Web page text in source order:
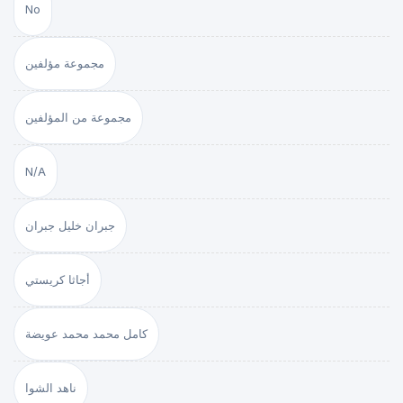
No
مجموعة مؤلفين
مجموعة من المؤلفين
N/A
جبران خليل جبران
أجاثا كريستي
كامل محمد محمد عويضة
ناهد الشوا